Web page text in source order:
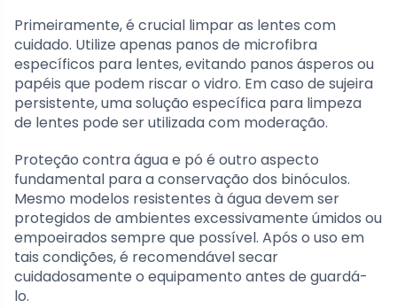
Primeiramente, é crucial limpar as lentes com
cuidado. Utilize apenas panos de microfibra
específicos para lentes, evitando panos ásperos ou
papéis que podem riscar o vidro. Em caso de sujeira
persistente, uma solução específica para limpeza
de lentes pode ser utilizada com moderação.
Proteção contra água e pó é outro aspecto
fundamental para a conservação dos binóculos.
Mesmo modelos resistentes à água devem ser
protegidos de ambientes excessivamente úmidos ou
empoeirados sempre que possível. Após o uso em
tais condições, é recomendável secar
cuidadosamente o equipamento antes de guardá-
lo.